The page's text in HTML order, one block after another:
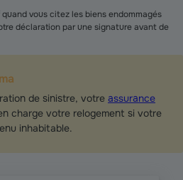
vous citez les biens endommagés
déclaration par une signature avant de
de sinistre, votre assurance
charge votre relogement si votre
inhabitable.